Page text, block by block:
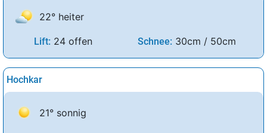
22° heiter
Lift: 24 offen Schnee: 30cm / 50cm
Hochkar
21° sonnig